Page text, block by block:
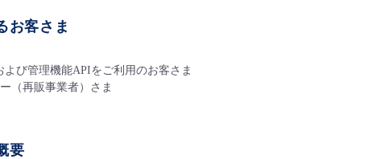
お客さま
よび管理機能APIをご利用のお客さま
（再販事業者）さま
要